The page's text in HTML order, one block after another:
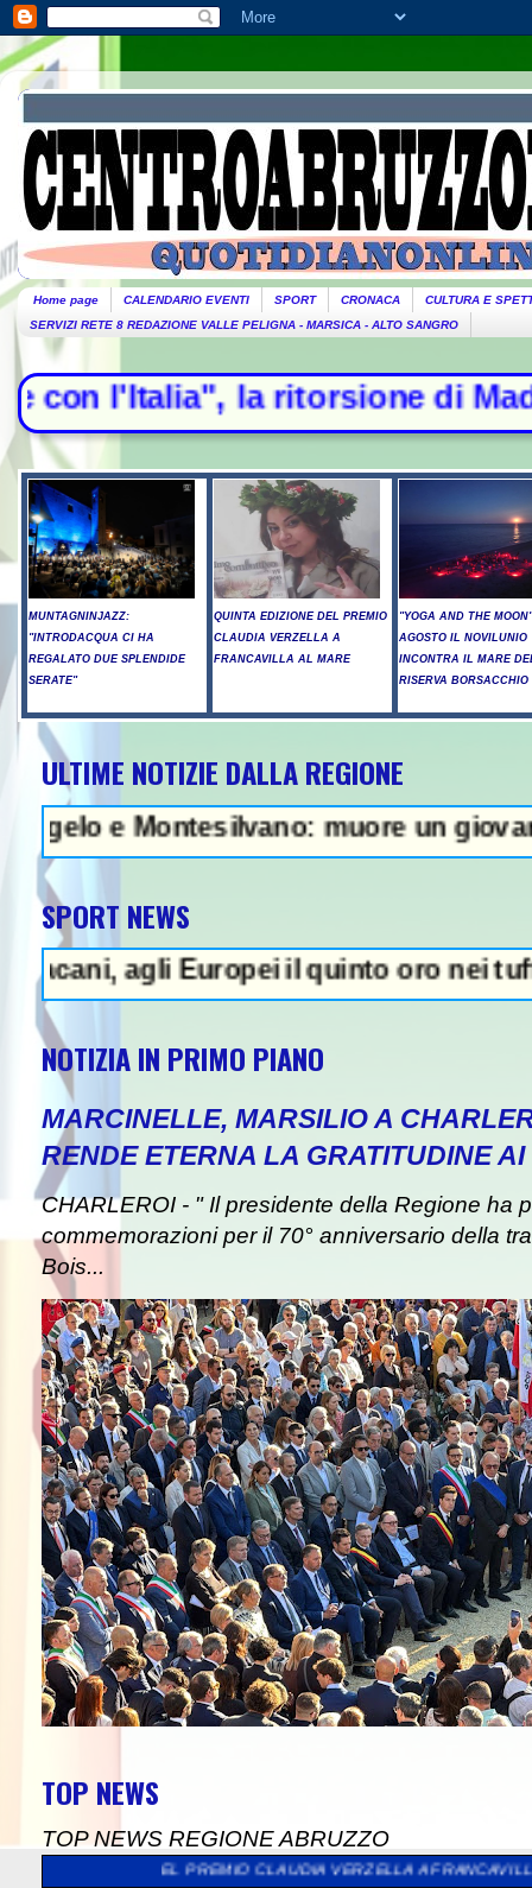
Home page CALENDARIO EVENTI SPORT CRONACA
CULTURA E
SERVIZI RETE 8 REDAZIONE VALLE PELIGNA - MARSICA - ALTO SANGRO
ritorsione di Madrid - Esodo
MUNTAGNINJAZZ:
"INTRODACQUA CI HA
REGALATO DUE SPLENDIDE
SERATE"
QUINTA EDIZIONE DEL PREMIO
CLAUDIA VERZELLA A
FRANCAVILLA AL MARE
"YOGA AND THE
AGOSTO IL NOVILUNIO
INCONTRA IL MARE
RISERVA BORSACCHIO
ULTIME NOTIZIE DALLA REGIONE
muore un giovane - In
SPORT NEWS
Europei il quinto oro nei tuffi sincro
NOTIZIA IN PRIMO PIANO
MARCINELLE, MARSILIO A
RENDE ETERNA LA GRATITUDINE
CHARLEROI - " Il presidente della Regione ha
commemorazioni per il 70° anniversario della
Bois...
TOP NEWS
TOP NEWS REGIONE ABRUZZO
CLAUDIA VERZELLA A FRANCAVILLA AL MARE >> "YOGA
russi su Kiev, tre morti tra